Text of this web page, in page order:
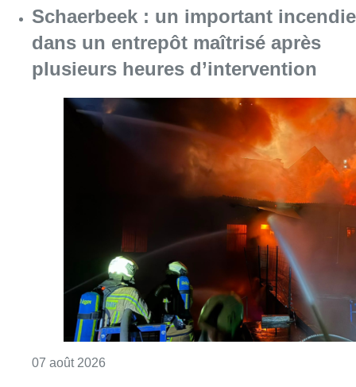
Schaerbeek : un important incendie
dans un entrepôt maîtrisé après
plusieurs heures d’intervention
07 août 2026